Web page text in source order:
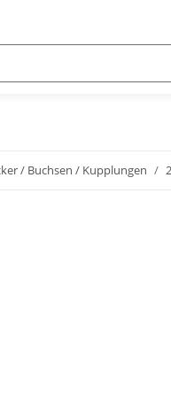
/ Buchsen / Kupplungen